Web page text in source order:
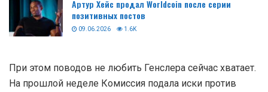
Артур Хейс продал Worldcoin после серии
позитивных постов
09.06.2026 1.6K
При этом поводов не любить Генслера сейчас хватает.
На прошлой неделе Комиссия подала иски против